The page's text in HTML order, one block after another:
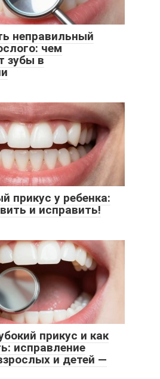
неправильный
чем
зубы в
прикус у ребенка:
и исправить!
прикус и как
исправление
и детей —